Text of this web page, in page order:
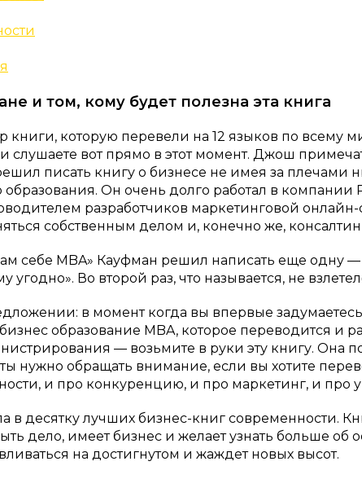
и том, кому будет полезна эта книга
которую перевели на 12 языков по всему
слушаете вот прямо в этот момент. Джош
писать книгу о бизнесе не имея за плечами
Он очень долго работал в компании
разработчиков маркетинговой онлайн-
собственным делом и, конечно же,
себе MBA» Кауфман решил написать еще одну
угодно». Во второй раз, что называется, не
в момент когда вы впервые задумаетесь
образование MBA, которое переводится и
— возьмите в руки эту книгу. Она
нужно обращать внимание, если вы хотите
и про конкуренцию, и про маркетинг, и про
в десятку лучших бизнес-книг современности.
дело, имеет бизнес и желает узнать больше об
на достигнутом и жаждет новых высот.